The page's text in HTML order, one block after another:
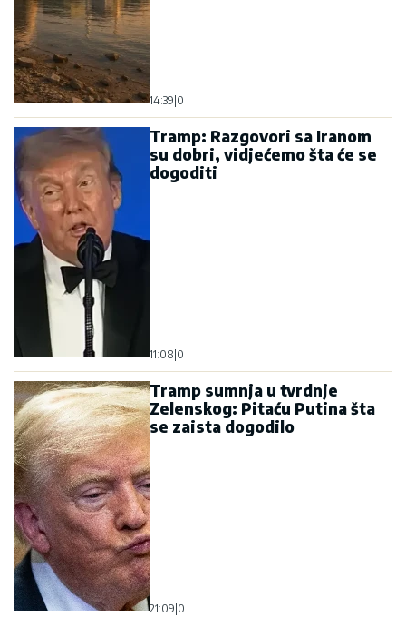
14:39 0
Tramp: Razgovori sa Iranom
su dobri, vidjećemo šta će se
dogoditi
11:08 0
Tramp sumnja u tvrdnje
Zelenskog: Pitaću Putina šta
se zaista dogodilo
21:09 0